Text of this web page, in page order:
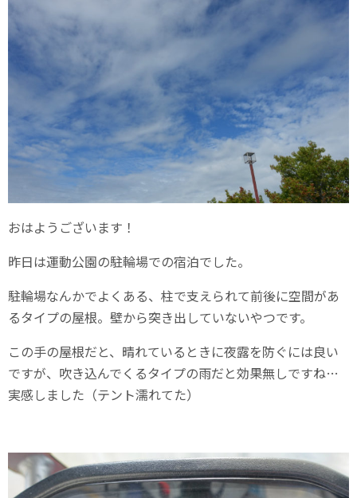
おはようございます！
昨日は運動公園の駐輪場での宿泊でした。
駐輪場なんかでよくある、柱で支えられて前後に空間があ
るタイプの屋根。壁から突き出していないやつです。
この手の屋根だと、晴れているときに夜露を防ぐには良い
ですが、吹き込んでくるタイプの雨だと効果無しですね…
実感しました（テント濡れてた）